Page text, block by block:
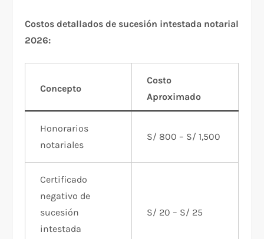
Costos detallados de sucesión intestada notarial
2026:
Concepto
Costo
Aproximado
Honorarios
notariales
S/ 800 – S/ 1,500
Certificado
negativo de
sucesión
intestada
S/ 20 – S/ 25